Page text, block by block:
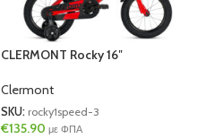
CLERMONT Rocky 16″
Clermont
SKU: rocky1speed-3
€135.90 με ΦΠΑ